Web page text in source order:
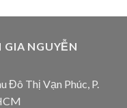
GIA NGUYỄN
Đô Thị Vạn Phúc, P.